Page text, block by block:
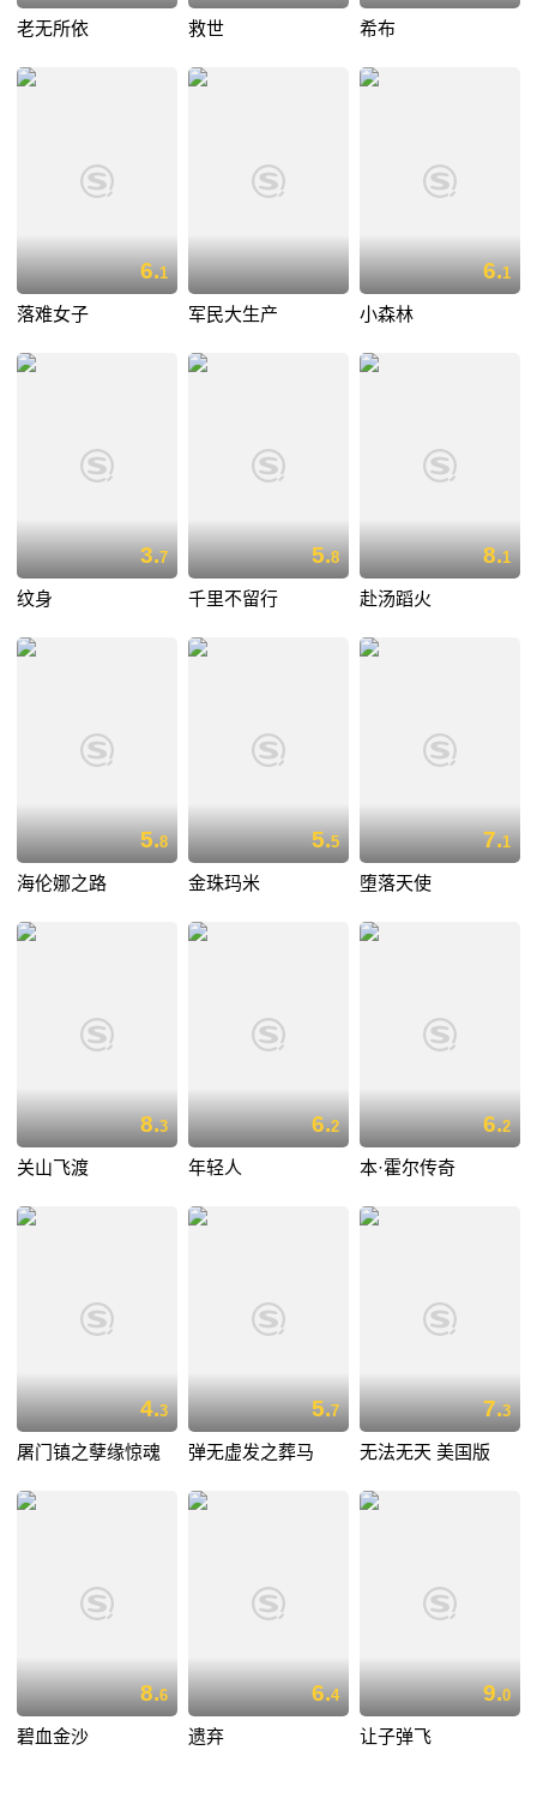
老无所依 救世 希布
6.1
落难女子 军民大生产
6.1
小森林
3.7
纹身
5.8
千里不留行
8.1
赴汤蹈火
5.8
海伦娜之路
5.5
金珠玛米
7.1
堕落天使
8.3
关山飞渡
6.2
年轻人
6.2
本·霍尔传奇
4.3
屠门镇之孽缘惊魂
5.7
弹无虚发之葬马
7.3
无法无天 美国版
8.6
碧血金沙
6.4
遗弃
9.0
让子弹飞